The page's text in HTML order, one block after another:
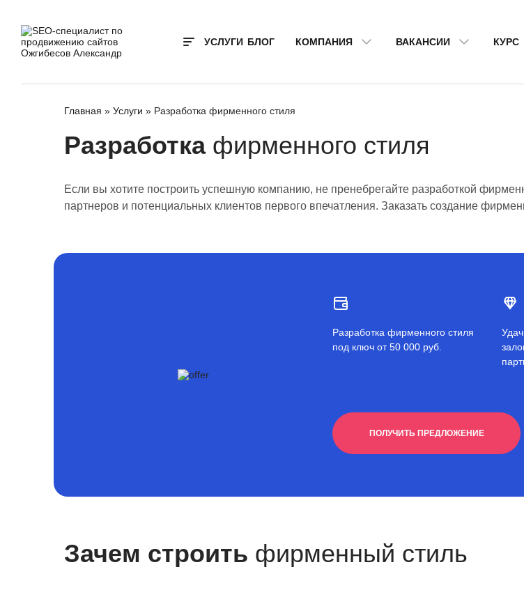
УСЛУГИ БЛОГ КОМПАНИЯ ВАКАНСИИ КУРС
Главная » Услуги » Разработка фирменного стиля
Разработкафирменного стиля
Если вы хотите построить успешную компанию, не пренебрегайте разработкой
партнеров и потенциальных клиентов первого впечатления. Заказать создание
Разработка фирменного стиля
под ключ от 50 000 руб.
ПОЛУЧИТЬ ПРЕДЛОЖЕНИЕ
Зачем строить фирменный стиль